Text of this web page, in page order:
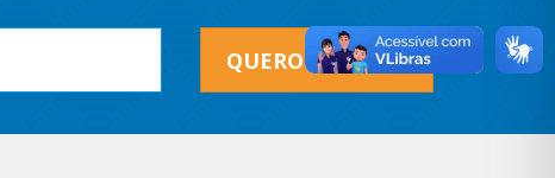
QUERO RECEBER